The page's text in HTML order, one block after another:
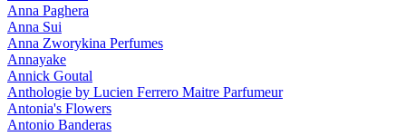
Anna Paghera
Anna Sui
Anna Zworykina Perfumes
Annayake
Annick Goutal
Anthologie by Lucien Ferrero Maitre Parfumeur
Antonia's Flowers
Antonio Banderas